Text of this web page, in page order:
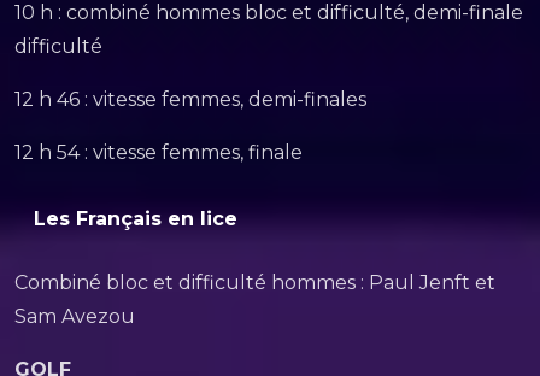
10 h : combiné hommes bloc et difficulté, demi-finale
difficulté
12 h 46 : vitesse femmes, demi-finales
12 h 54 : vitesse femmes, finale
Les Français en lice
Combiné bloc et difficulté hommes : Paul Jenft et
Sam Avezou
GOLF